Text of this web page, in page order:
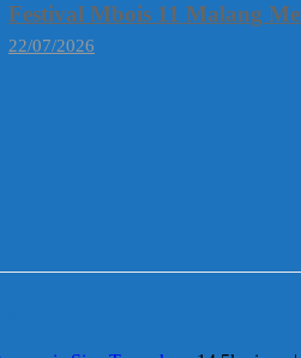
Festival Mbois 11 Malang
22/07/2026